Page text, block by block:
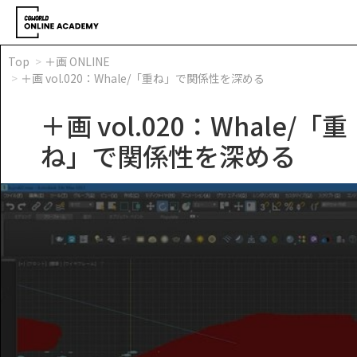
Top
＋画 ONLINE
＋画 vol.020：Whale/「重ね」で関係性を深める
＋画 vol.020：Whale/「重
ね」で関係性を深める